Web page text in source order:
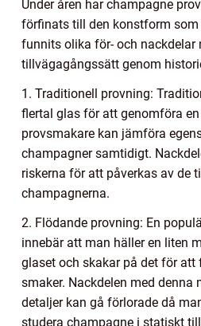
Under åren har champagne
förfinats till den konstform som
funnits olika för- och nackdelar
tillvägagångssätt genom
1. Traditionell provning:
flertal glas för att genomföra
provsmakare kan jämföra
champagner samtidigt.
riskerna för att påverkas av de
champagnerna.
2. Flödande provning: En
innebär att man häller en liten
glaset och skakar på det för att
smaker. Nackdelen med denna
detaljer kan gå förlorade då
studera champagne i statiskt